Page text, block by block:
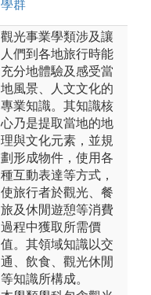
學群
觀光事業學類涉及讓
人們到各地旅行時能
充分地體驗及感受當
地風景、人文文化的
專業知識。其知識核
心乃是提取當地的地
理與文化元素，並規
劃形成物件，使用各
種互動表達等方式，
使旅行者於觀光、餐
旅及休閒遊憩等消費
過程中獲取所需價
值。其領域知識以交
通、飲食、觀光休閒
等知識所構成。